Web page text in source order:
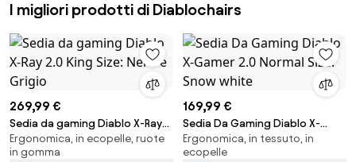
I migliori prodotti di Diablochairs
269,99 €
Sedia da gaming Diablo X-Ray
2.0 King Size: Nero e Grigio
Ergonomica, in ecopelle, ruote
in gomma
169,99 €
Sedia Da Gaming Diablo X-
Gamer 2.0 Normal Size: Snow
white
Ergonomica, in tessuto, in
ecopelle